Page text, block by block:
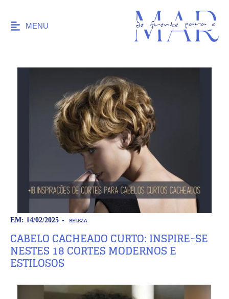
MENU
EM: 14/02/2025 BELEZA
CABELO CACHEADO CURTO: INSPIRE-SE
NESTES 18 CORTES MODERNOS E
ESTILOSOS